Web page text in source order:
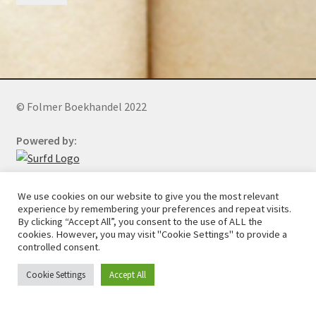
© Folmer Boekhandel 2022
Powered by:
Phone: +27 (0)73 241 3281(WhatsApp)
All orders will be cancelled after 5 days of nonpayment.
We use cookies on our website to give you the most relevant
experience by remembering your preferences and repeat visits.
By clicking “Accept All”, you consent to the use of ALL the
cookies. However, you may visit "Cookie Settings" to provide a
controlled consent.
Cookie Settings Accept All